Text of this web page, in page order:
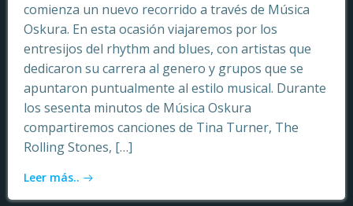
comienza un nuevo recorrido a través de Música
Oskura. En esta ocasión viajaremos por los
entresijos del rhythm and blues, con artistas que
dedicaron su carrera al genero y grupos que se
apuntaron puntualmente al estilo musical. Durante
los sesenta minutos de Música Oskura
compartiremos canciones de Tina Turner, The
Rolling Stones, […]
Leer más..